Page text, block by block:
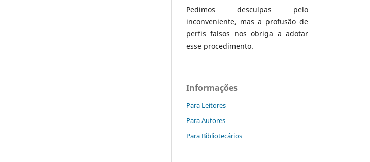
Pedimos desculpas pelo
inconveniente, mas a profusão de
perfis falsos nos obriga a adotar
esse procedimento.
Informações
Para Leitores
Para Autores
Para Bibliotecários